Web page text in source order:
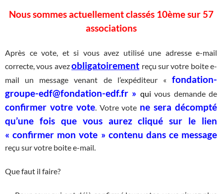
Nous sommes actuellement classés 10ème sur 57
associations
Après ce vote, et si vous avez utilisé une adresse e-mail
correcte, vous avezobligatoirement reçu sur votre boite e-
mail un message venant de l’expéditeur « fondation-
groupe-edf@fondation-edf.fr » qui vous demande de
confirmer votre vote. Votre vote ne sera décompté
qu’une fois que vous aurez cliqué sur le lien
« confirmer mon vote » contenu dans ce message
reçu sur votre boite e-mail.
Que faut il faire?